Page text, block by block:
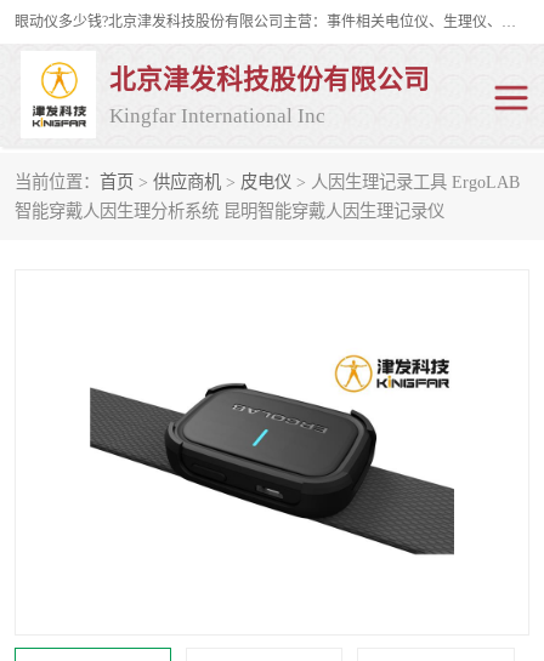
眼动仪多少钱?北京津发科技股份有限公司主营：事件相关电位仪、生理仪、肌电仪、脑电仪、皮电仪、眼动仪；是国家级高新技术企业、科技部认定的科技型中小企业和中关村高新技术企业，具备保密资格，具备自主进出口经营权；自主研发技术、产品与服务荣获多项省部级科学技术奖励、国家发明专利、国家软件著作权和省部级新技术新产品（服务）认证。
北京津发科技股份有限公司
Kingfar International Inc
当前位置： 首页 > 供应商机 > 皮电仪 > 人因生理记录工具 ErgoLAB
智能穿戴人因生理分析系统 昆明智能穿戴人因生理记录仪
皮电仪 脑电仪
行为观察与表情分析 动作捕捉与生物力学
情绪与生理记录 人机交互实验室
神经营销与消费行为实验 车俩与驾驶模拟